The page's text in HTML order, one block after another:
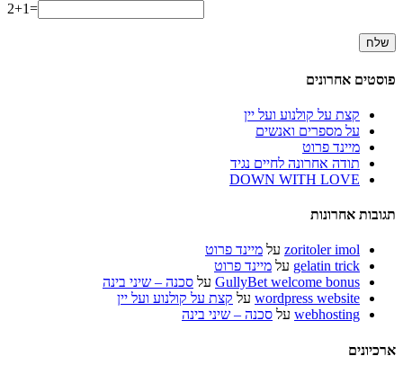
2+1=
פוסטים אחרונים
קצת על קולנוע ועל יין
על מספרים ואנשים
מיינד פרוט
תודה אחרונה לחיים נגיד
DOWN WITH LOVE
תגובות אחרונות
zoritoler imol על מיינד פרוט
gelatin trick על מיינד פרוט
GullyBet welcome bonus על סכנה – שיני בינה
wordpress website על קצת על קולנוע ועל יין
webhosting על סכנה – שיני בינה
ארכיונים